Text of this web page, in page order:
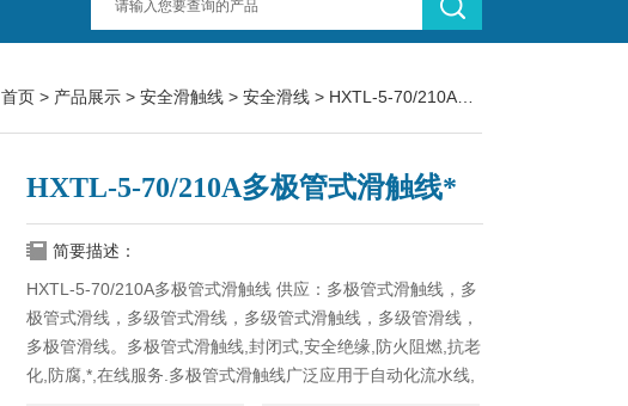
首页 > 产品展示 > 安全滑触线 > 安全滑线 > HXTL-5-70/210A多极管式滑触线*
HXTL-5-70/210A多极管式滑触线*
简要描述：
HXTL-5-70/210A多极管式滑触线 供应：多极管式滑触线，多
极管式滑线，多级管式滑线，多级管式滑触线，多级管滑线，
多极管滑线。多极管式滑触线,封闭式,安全绝缘,防火阻燃,抗老
化,防腐,*,在线服务.多极管式滑触线广泛应用于自动化流水线,